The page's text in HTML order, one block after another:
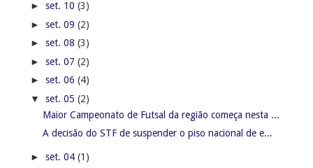
► set. 10 (3)
► set. 09 (2)
► set. 08 (3)
► set. 07 (2)
► set. 06 (4)
▼ set. 05 (2)
Maior Campeonato de Futsal da região começa nesta ...
A decisão do STF de suspender o piso nacional de e...
► set. 04 (1)